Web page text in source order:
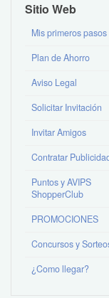
Sitio Web
Mis primeros pasos
Plan de Ahorro
Aviso Legal
Solicitar Invitación
Invitar Amigos
Contratar
Puntos y AVIPS
ShopperClub
PROMOCIONES
Concursos y
¿Como llegar?